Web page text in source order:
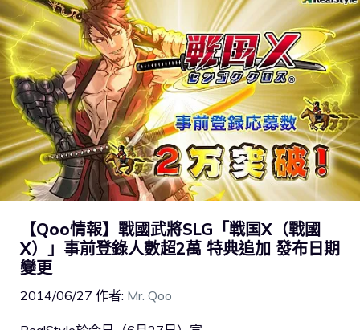
【Qoo情報】戰國武將SLG「戦国X（戰國
X）」事前登錄人數超2萬 特典追加 發布日期
變更
2014/06/27 作者: Mr. Qoo